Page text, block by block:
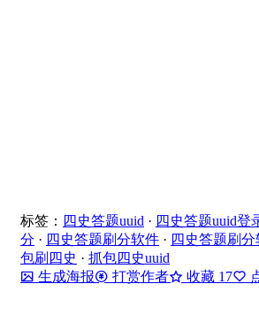
标签： 四史答题uuid · 四史答题uuid登
分 · 四史答题刷分软件 · 四史答题刷
包刷四史 · 抓包四史uuid
生成海报
打赏作者 收藏 17